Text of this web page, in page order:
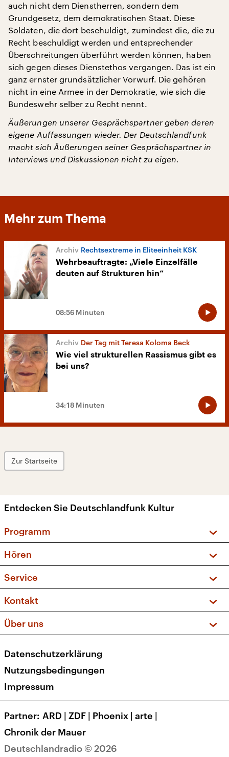
auch nicht dem Dienstherren, sondern dem
Grundgesetz, dem demokratischen Staat. Diese
Soldaten, die dort beschuldigt, zumindest die, die zu
Recht beschuldigt werden und entsprechender
Überschreitungen überführt werden können, haben
sich gegen dieses Dienstethos vergangen. Das ist ein
ganz ernster grundsätzlicher Vorwurf. Die gehören
nicht in eine Armee in der Demokratie, wie sich die
Bundeswehr selber zu Recht nennt.
Äußerungen unserer Gesprächspartner geben deren
eigene Auffassungen wieder. Der Deutschlandfunk
macht sich Äußerungen seiner Gesprächspartner in
Interviews und Diskussionen nicht zu eigen.
Mehr zum Thema
Rechtsextreme in Eliteeinheit KSK
Wehrbeauftragte: „Viele Einzelfälle
deuten auf Strukturen hin“
08:56 Minuten
Der Tag mit Teresa Koloma Beck
Wie viel strukturellen Rassismus gibt es
bei uns?
34:18 Minuten
Zur Startseite
Entdecken Sie Deutschlandfunk Kultur
Programm
Sendungen und Podcasts
Musikliste
Kakadu – Das Kinderprogramm
Hören
Frequenzen (UKW + DAB+)
Service
FAQ
Apps
Newsletter
Veranstaltungen
Kontakt
Social Media
Über uns
Presse
Karriere
Transparenz
Deutschlandradio © 2026
Datenschutzerklärung
Nutzungsbedingungen
Impressum
Partner ARD | ZDF | Phoenix | arte |
Chronik der Mauer